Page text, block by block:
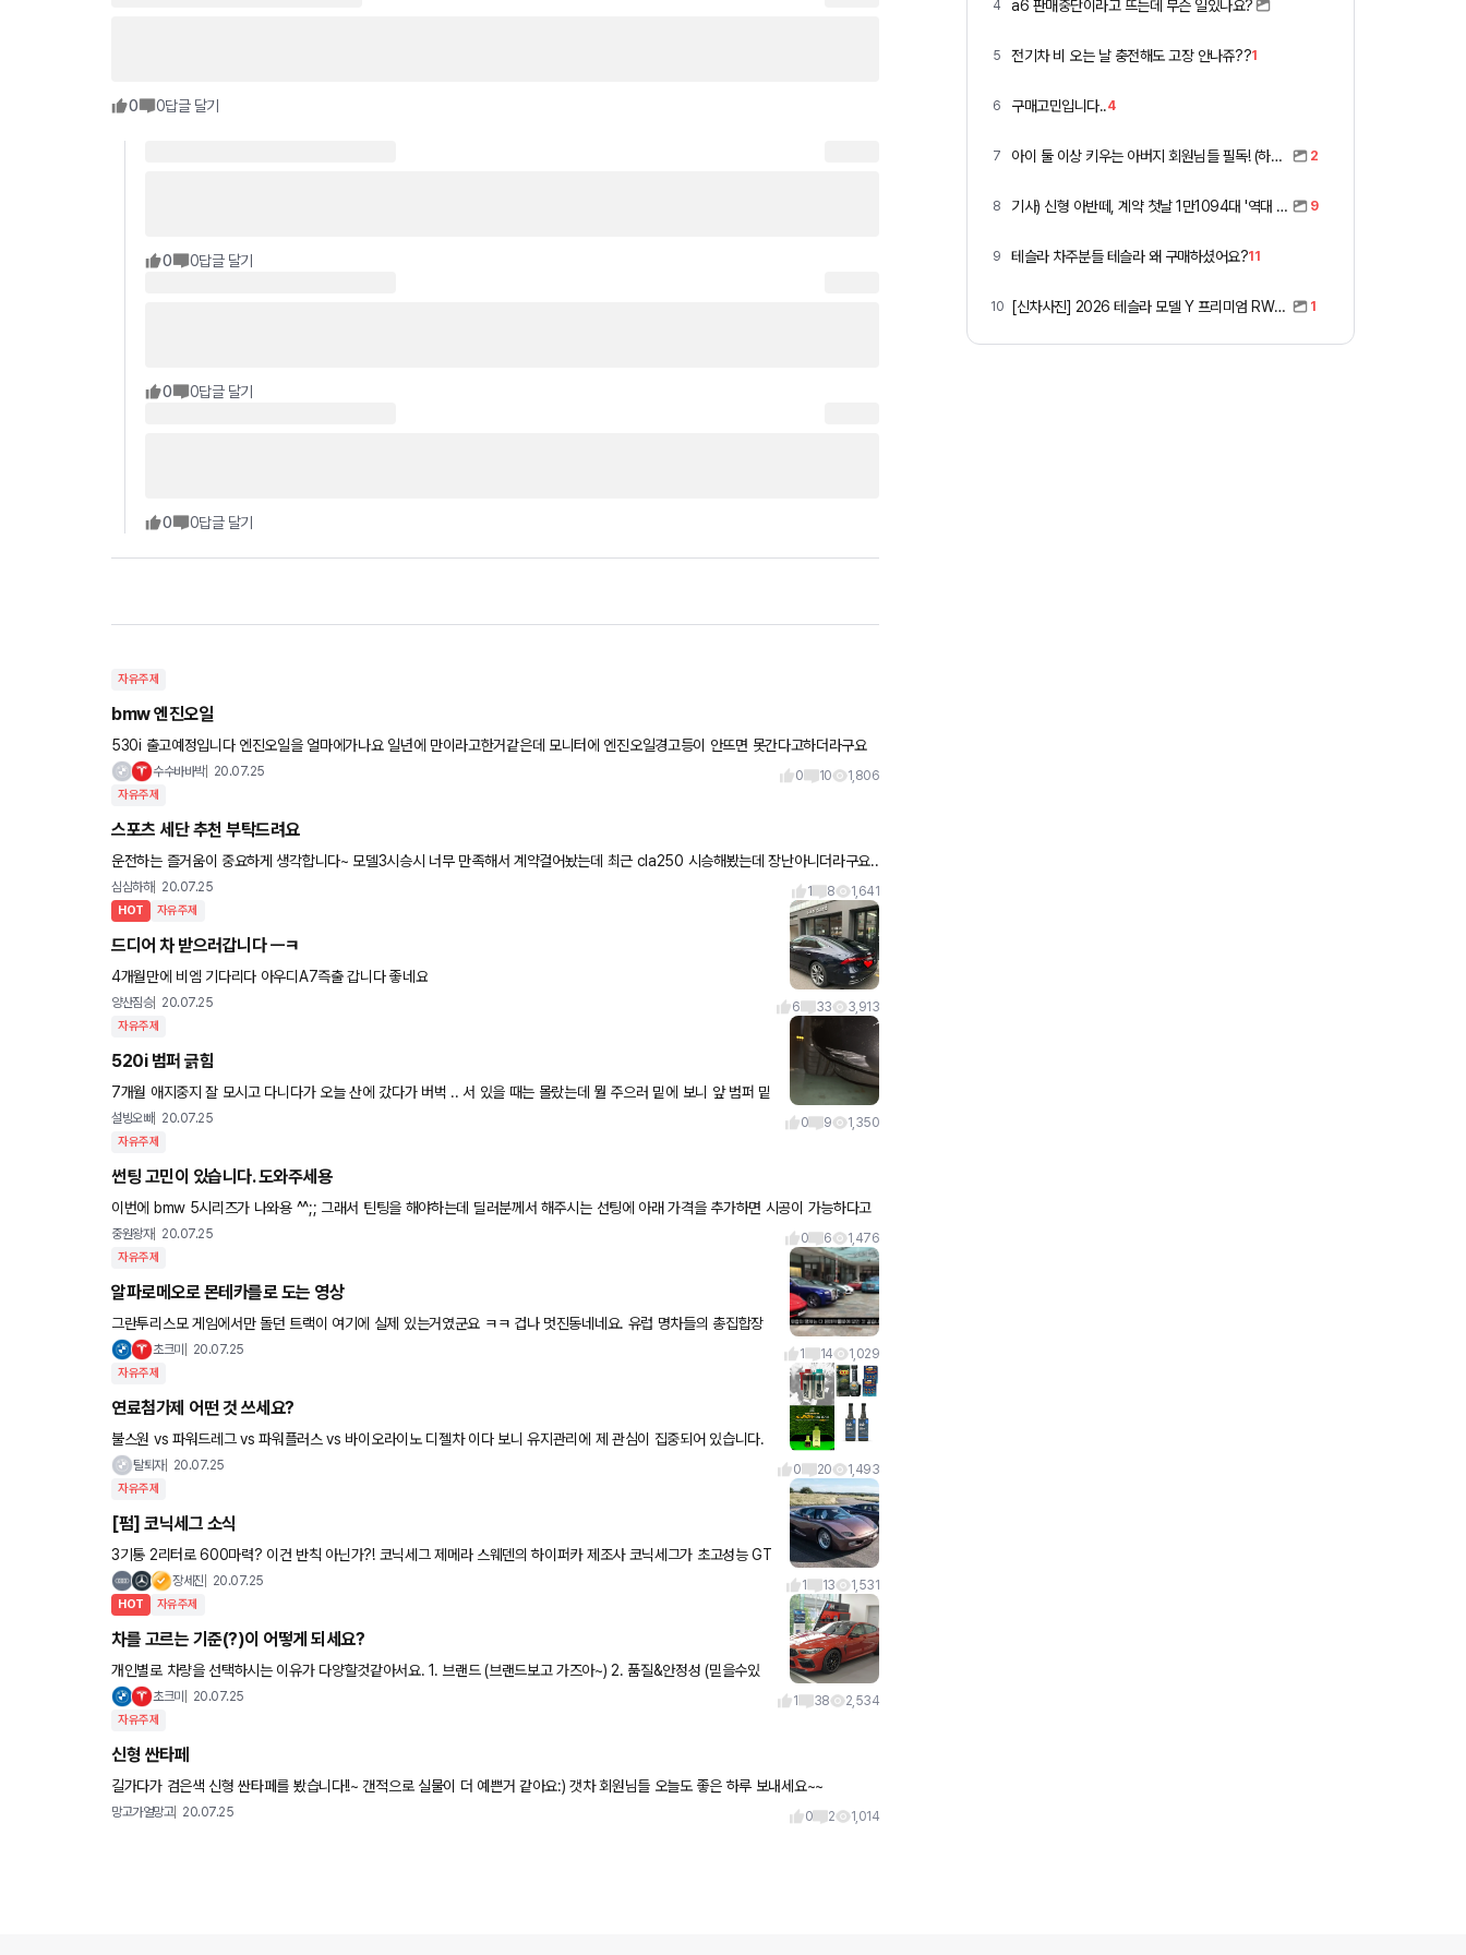
0 0답글 달기
0 0답글 달기
0 0답글 달기
0 0답글 달기
자유주제
bmw 엔진오일
530i 출고예정입니다 엔진오일을 얼마에가나요 일년에 만이라고한거같은데 모니터에 엔진오일경고등이 안뜨면 못간다고하더라구요
사설에서 갈면 얼마정도나오나요 제가 일년에 만을 못탈거같은데....많이타도
수수바바박 20.07.25 0 10 1,806
자유주제
스포츠 세단 추천 부탁드려요
운전하는 즐거움이 중요하게 생각합니다~ 모델3시승시 너무 만족해서 계약걸어놨는데 최근 cla250 시승해봤는데 장난아니더라구요..
그래서 그동안 너무 테슬라만 생각했나 하고 다른 차들도 시승해보고
심심하하 20.07.25 1 8 1,641
HOT 자유주제
드디어 차 받으러갑니다 ㅡㅋ
4개월만에 비엠 기다리다 아우디A7즉출 갑니다 좋네요
양산짐승 20.07.25 6 33 3,913
자유주제
520i 범퍼 긁힘
7개월 애지중지 잘 모시고 다니다가 오늘 산에 갔다가 버벅 .. 서 있을 때는 몰랐는데 뭘 주으러 밑에 보니 앞 범퍼 밑
에 저렇게 왕창 긁혔네요 ㅜ 아무것도 몰라 여기에 글 남겨 봅니다. 어떻게
설빙오빠 20.07.25 0 9 1,350
자유주제
썬팅 고민이 있습니다. 도와주세용
이번에 bmw 5시리즈가 나와용 ^^;; 그래서 틴팅을 해야하는데 딜러분께서 해주시는 선팅에 아래 가격을 추가하면 시공이 가능하다고
중원왕자 20.07.25 0 6 1,476
자유주제
알파로메오로 몬테카를로 도는 영상
그란투리스모 게임에서만 돌던 트랙이 여기에 실제 있는거였군요 ㅋㅋ 겁나 멋진동네네요. 유럽 명차들의 총집합장
초크미 20.07.25 1 14 1,029
자유주제
연료첨가제 어떤 것 쓰세요?
불스원 vs 파워드레그 vs 파워플러스 vs 바이오라이노 디젤차 이다 보니 유지관리에 제 관심이 집중되어 있습니다.
탈퇴자 20.07.25 0 20 1,493
자유주제
[펌] 코닉세그 소식
3기통 2리터로 600마력? 이건 반칙 아닌가?! 코닉세그 제메라 스웨덴의 하이퍼카 제조사 코닉세그가 초고성능 GT
‘제메라(Gemera)’를 공개했어요. 제메라는 양쪽 시저(scissor)도어와
장세진 20.07.25 1 13 1,531
HOT 자유주제
차를 고르는 기준(?)이 어떻게 되세요?
개인별로 차량을 선택하시는 이유가 다양할것같아서요. 1. 브랜드 (브랜드보고 가즈아~) 2. 품질&안정성 (믿을수있
는 품질인가? 엔진부터 가죽마감까지 자잘한 품질에대한 신뢰) 3. 디자인 (인테리
초크미 20.07.25 1 38 2,534
자유주제
신형 싼타페
길가다가 검은색 신형 싼타페를 봤습니다!!~ 갠적으로 실물이 더 예쁜거 같아요:) 갯차 회원님들 오늘도 좋은 하루 보내세요~~
망고가얼망고 20.07.25 0 2 1,014
4 a6 판매중단이라고 뜨는데 무슨 일있나요?
5 전기차 비 오는 날 충전해도 고장 안나쥬??1
6 구매고민입니다..4
7 아이 둘 이상 키우는 아버지 회원님들 필독! (하이패스 할인) 2
8 기사) 신형 아반떼, 계약 첫날 1만1094대 '역대 최고' 9
9 테슬라 차주분들 테슬라 왜 구매하셨어요?11
10 [신차사진] 2026 테슬라 모델 Y 프리미엄 RWD (펄 화이트 + 블랙시트) 1